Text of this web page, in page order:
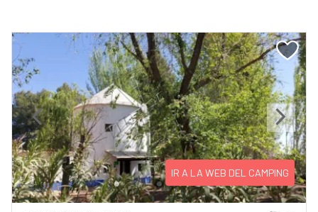
Previous Next
IR A LA WEB DEL CAMPING